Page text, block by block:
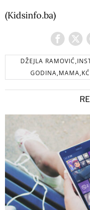
(Kidsinfo.ba)
DŽEJLA